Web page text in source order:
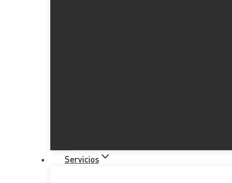
Servicios